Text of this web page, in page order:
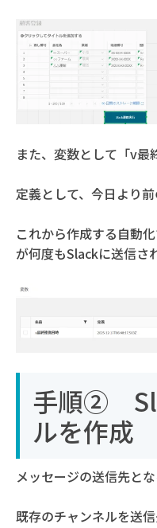
また、変数として「v最
定義として、今日より前
これから作成する自動
が何度もSlackに送信さ
手順②
ルを作成
メッセージの送信先と
既存のチャンネルを送